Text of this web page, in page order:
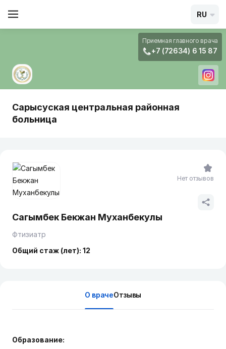
RU
Приемная главного врача
+7 (72634) 6 15 87
Сарысуская центральная районная
больница
Сагымбек Бекжан Муханбекулы
Фтизиатр
Общий стаж (лет): 12
Нет отзывов
О врачеОтзывы
Образование: